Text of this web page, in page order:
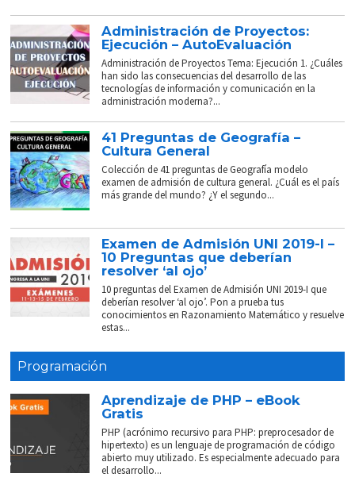
Administración de Proyectos:
Ejecución – AutoEvaluación
Administración de Proyectos Tema: Ejecución 1. ¿Cuáles
han sido las consecuencias del desarrollo de las
tecnologías de información y comunicación en la
administración moderna?...
41 Preguntas de Geografía –
Cultura General
Colección de 41 preguntas de Geografía modelo
examen de admisión de cultura general. ¿Cuál es el país
más grande del mundo? ¿Y el segundo...
Examen de Admisión UNI 2019-I –
10 Preguntas que deberían
resolver ‘al ojo’
10 preguntas del Examen de Admisión UNI 2019-I que
deberían resolver ‘al ojo’. Pon a prueba tus
conocimientos en Razonamiento Matemático y resuelve
estas...
Programación
Aprendizaje de PHP – eBook
Gratis
PHP (acrónimo recursivo para PHP: preprocesador de
hipertexto) es un lenguaje de programación de código
abierto muy utilizado. Es especialmente adecuado para
el desarrollo...